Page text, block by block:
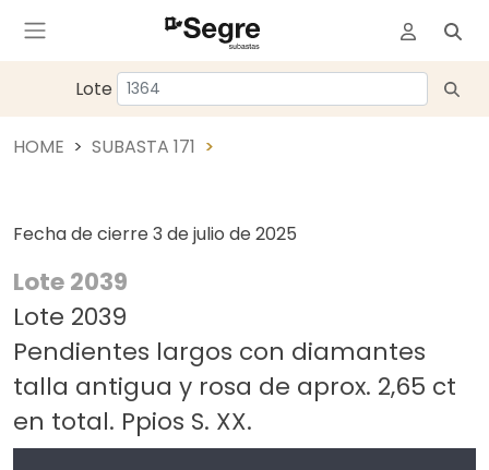
Lote
HOME SUBASTA 171
Fecha de cierre 3 de julio de 2025
Lote 2039
Lote 2039
Pendientes largos con diamantes
talla antigua y rosa de aprox. 2,65 ct
en total. Ppios S. XX.